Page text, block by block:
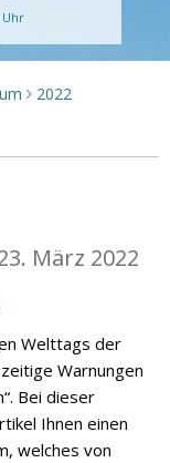
Uhr
> 2022
März 2022
Welttags der
Warnungen
Bei dieser
Ihnen einen
welches von